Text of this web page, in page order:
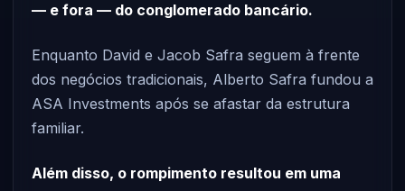
— e fora — do conglomerado bancário.
Enquanto David e Jacob Safra seguem à frente
dos negócios tradicionais, Alberto Safra fundou a
ASA Investments após se afastar da estrutura
familiar.
Além disso, o rompimento resultou em uma